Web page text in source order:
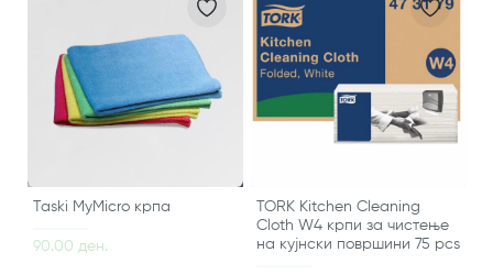
Taski MyMicro крпа
90.00 ден.
TORK Kitchen Cleaning
Cloth W4 крпи за чистење
на кујнски површини 75 pcs